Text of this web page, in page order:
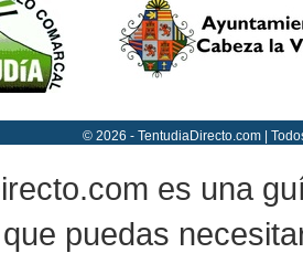
© 2026 - TentudiaDirecto.com |
es una
puedas